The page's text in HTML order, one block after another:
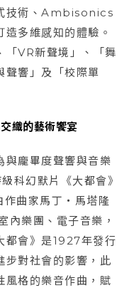
技術、Ambisonics
多維感知的體驗。
「VR新聲境」、「舞
聲響」及「校際單
織的藝術饗宴
與龐畢度聲響與音樂
科幻默片《大都會》
曲家馬丁‧馬塔隆
樂團、電子音樂，
都會》是1927年發行
步對社會的影響，此
風格的樂音作曲，賦